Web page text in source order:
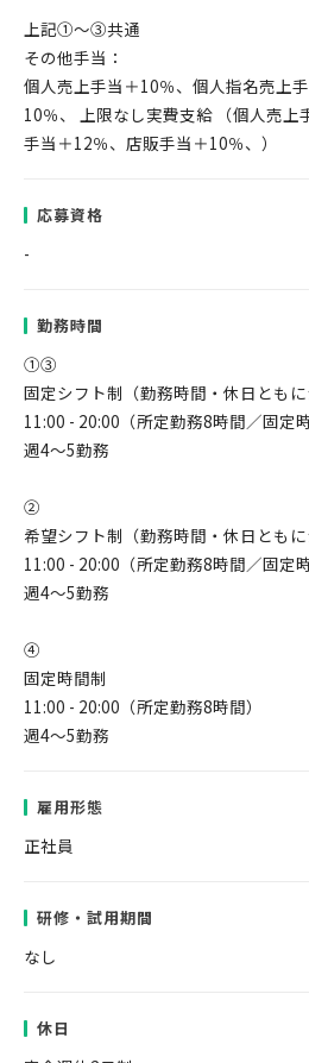
上記①～③共通
その他手当：
個人売上手当＋10％、個人指名売上
10％、 上限なし実費支給 （個人売上
手当＋12％、店販手当＋10％、）
応募資格
-
勤務時間
①③
固定シフト制（勤務時間・休日ともに
11:00 - 20:00（所定勤務8時間／固定時
週4～5勤務
②
希望シフト制（勤務時間・休日ともに
11:00 - 20:00（所定勤務8時間／固定時
週4～5勤務
④
固定時間制
11:00 - 20:00（所定勤務8時間）
週4～5勤務
雇用形態
正社員
研修・試用期間
なし
休日